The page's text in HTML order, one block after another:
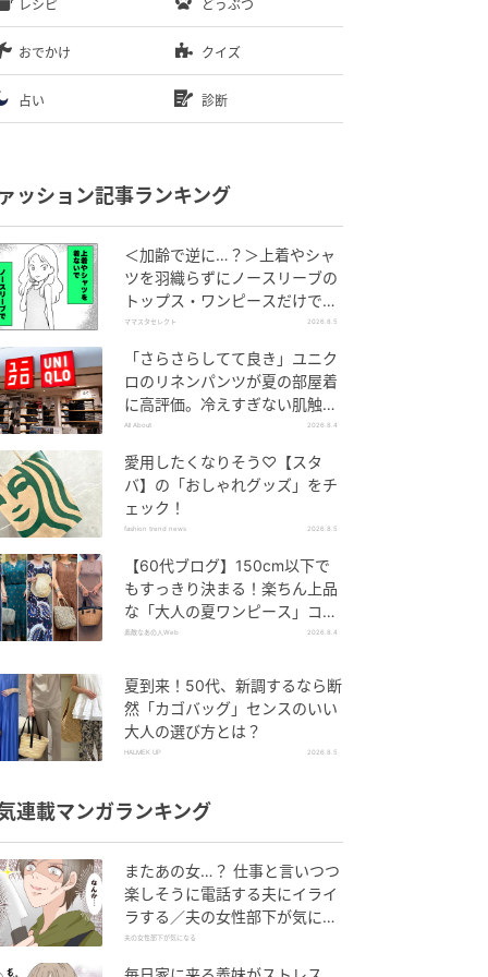
レシピ どうぶつ
おでかけ クイズ
占い 診断
ッション記事ランキング
＜加齢で逆に…？＞上着やシャ
ツを羽織らずにノースリーブの
トップス・ワンピースだけで外
出できる？
ママスタセレクト 2026.8.5
「さらさらしてて良き」ユニク
ロのリネンパンツが夏の部屋着
に高評価。冷えすぎない肌触り
が決め手
All About 2026.8.4
愛用したくなりそう♡【スタ
バ】の「おしゃれグッズ」をチ
ェック！
fashion trend news 2026.8.5
【60代ブログ】150cm以下で
もすっきり決まる！楽ちん上品
な「大人の夏ワンピース」コー
デ６選
素敵なあの人Web 2026.8.4
夏到来！50代、新調するなら断
然「カゴバッグ」センスのいい
大人の選び方とは？
HALMEK UP 2026.8.5
連載マンガランキング
またあの女…？ 仕事と言いつつ
楽しそうに電話する夫にイライ
ラする／夫の女性部下が気にな
る（1）【夫婦の危機 まんが】
夫の女性部下が気になる